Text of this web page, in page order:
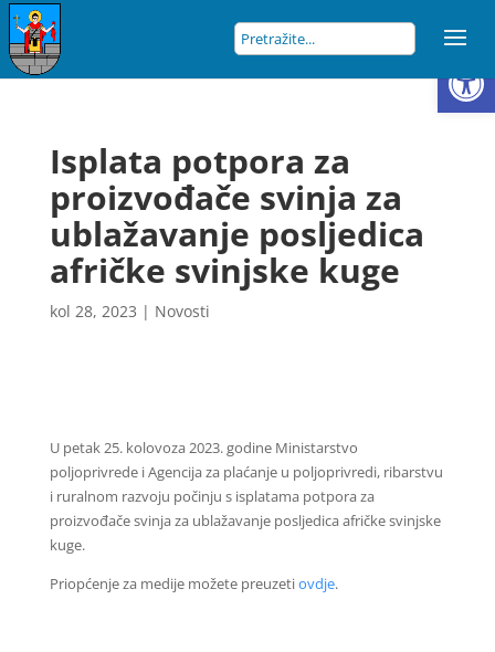
Isplata potpora za
proizvođače svinja za
ublažavanje posljedica
afričke svinjske kuge
kol 28, 2023 | Novosti
U petak 25. kolovoza 2023. godine Ministarstvo
poljoprivrede i Agencija za plaćanje u poljoprivredi, ribarstvu
i ruralnom razvoju počinju s isplatama potpora za
proizvođače svinja za ublažavanje posljedica afričke svinjske
kuge.
Priopćenje za medije možete preuzetiovdje.